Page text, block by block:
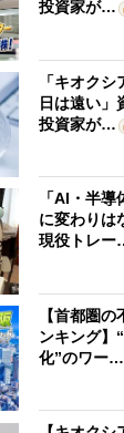
投資家が…
「キオク
日は遠い」
投資家が…
「AI・半
に変わりは
現役トレ
【首都圏
ンキング】
化”のワー…